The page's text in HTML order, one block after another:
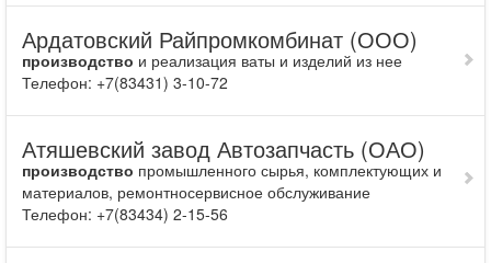
Ардатовский Райпромкомбинат (ООО)
производство и реализация ваты и изделий из нее
Телефон: +7(83431) 3-10-72
Атяшевский завод Автозапчасть (ОАО)
производство промышленного сырья, комплектующих и
материалов, ремонтносервисное обслуживание
Телефон: +7(83434) 2-15-56